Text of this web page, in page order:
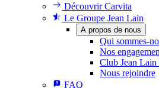
Découvrir Carvita
Le Groupe Jean Lain
A propos de nous
Qui sommes-
Nos
Club Jean Lain
Nous rejoindre
FAQ